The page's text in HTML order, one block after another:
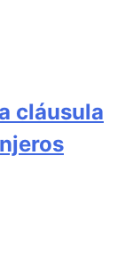
cláusula